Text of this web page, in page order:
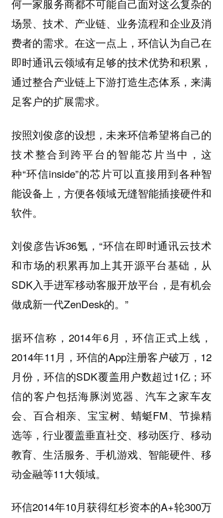
何一家服务商都不可能自己面对这么复杂的
场景、技术、产业链、业务流程和企业及消
费者的需求。在这一点上，环信认为自己在
即时通讯云领域有足够的技术优势和积累，
通过整合产业链上下游打造生态体系，来满
足客户的扩展需求。
按照刘俊彦的设想，未来环信希望将自己的
技术整合到跨平台的智能芯片当中，这
种“环信inside”的芯片可以直接用到各种智
能设备上，方便各领域无缝智能插接硬件和
软件。
刘俊彦告诉36氪，“环信在即时通讯云技术
和市场的积累再加上其开源平台基础，从
SDK入手进军移动客服开放平台，是有机会
做成新一代ZenDesk的。”
据环信称，2014年6月，环信正式上线，
2014年11月，环信的App注册客户破万，12
月份，环信的SDK覆盖用户数超过1亿；环
信的客户包括海豚浏览器、汽车之家车友
会、百合相亲、宝宝树、蜻蜓FM、节操精
选等，行业覆盖垂直社交、移动医疗、移动
教育、生活服务、手机游戏、智能硬件、移
动金融等11大领域。
环信2014年10月获得红杉资本的A+轮300万